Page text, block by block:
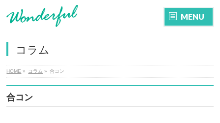
MENU
コラム
HOME » コラム » 合コン
合コン